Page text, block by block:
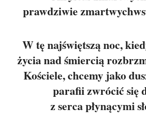
prawdziwie
W tę najświętszą noc,
życia nad śmiercią
Kościele, chcemy jako
parafii zwrócić się
z serca płynącymi